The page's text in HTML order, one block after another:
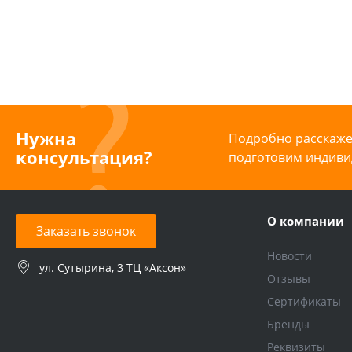
Нужна
консультация?
Подробно
подготовим
Заказать звонок
ул. Сутырина, 3 ТЦ «Аксон»
О компании
Новости
Отзывы
Сертификаты
Бренды
Реквизиты